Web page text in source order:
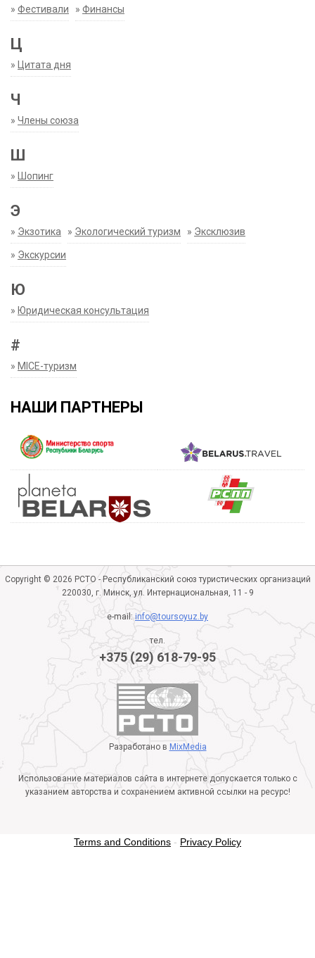
» Фестивали » Финансы
Ц
» Цитата дня
Ч
» Члены союза
Ш
» Шопинг
Э
» Экзотика » Экологический туризм » Эксклюзив
» Экскурсии
Ю
» Юридическая консультация
#
» MICE-туризм
НАШИ ПАРТНЕРЫ
Copyright © 2026 РСТО - Республиканский союз туристических организаций
220030, г. Минск, ул. Интернациональная, 11 - 9
e-mail:info@toursoyuz.by
тел.
+375 (29) 618-79-95
Разработано в MixMedia
Использование материалов сайта в интернете допускается только с
указанием авторства и сохранением активной ссылки на ресурс!
Terms and Conditions - Privacy Policy